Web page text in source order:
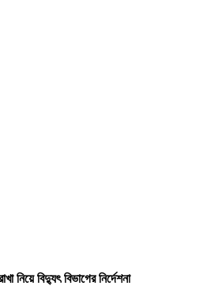
নিয়ে বিদ্যুৎ বিভাগের নির্দেশনা